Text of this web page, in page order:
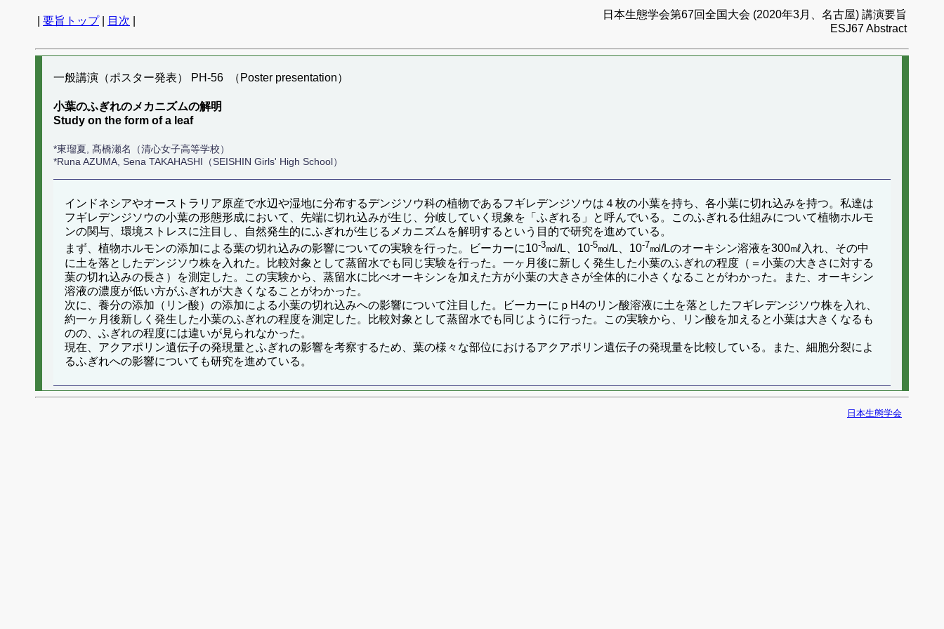
要旨トップ| 目次
日本生態学会第67回全国大会 (2020年3月、名古屋) 講演要旨
ESJ67 Abstract
一般講演（ポスター発表） PH-56 （Poster presentation）
小葉のふぎれのメカニズムの解明
Study on the form of a leaf
*東瑠夏, 髙橋瀬名（清心女子高等学校）
*Runa AZUMA, Sena TAKAHASHI（SEISHIN Girls' High School）
インドネシアやオーストラリア原産で水辺や湿地に分布するデンジソウ科の植物であるフギレデンジソウは４枚の小葉を持ち、各小葉に切れ込みを持つ。私達は
フギレデンジソウの小葉の形態形成において、先端に切れ込みが生じ、分岐していく現象を「ふぎれる」と呼んでいる。このふぎれる仕組みについて植物ホルモ
ンの関与、環境ストレスに注目し、自然発生的にふぎれが生じるメカニズムを解明するという目的で研究を進めている。
まず、植物ホルモンの添加による葉の切れ込みの影響についての実験を行った。ビーカーに10-3㏖/L、10-5㏖/L、10-7㏖/Lのオーキシン溶液を300㎖入れ、その中
に土を落としたデンジソウ株を入れた。比較対象として蒸留水でも同じ実験を行った。一ヶ月後に新しく発生した小葉のふぎれの程度（＝小葉の大きさに対する
葉の切れ込みの長さ）を測定した。この実験から、蒸留水に比べオーキシンを加えた方が小葉の大きさが全体的に小さくなることがわかった。また、オーキシン
溶液の濃度が低い方がふぎれが大きくなることがわかった。
次に、養分の添加（リン酸）の添加による小葉の切れ込みへの影響について注目した。ビーカーにｐH4のリン酸溶液に土を落としたフギレデンジソウ株を入れ、
約一ヶ月後新しく発生した小葉のふぎれの程度を測定した。比較対象として蒸留水でも同じように行った。この実験から、リン酸を加えると小葉は大きくなるも
のの、ふぎれの程度には違いが見られなかった。
現在、アクアポリン遺伝子の発現量とふぎれの影響を考察するため、葉の様々な部位におけるアクアポリン遺伝子の発現量を比較している。また、細胞分裂によ
るふぎれへの影響についても研究を進めている。
日本生態学会